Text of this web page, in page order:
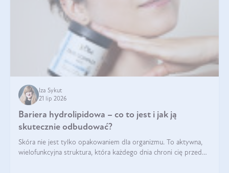
Iza Sykut
21 lip 2026
Bariera hydrolipidowa – co to jest i jak ją
skutecznie odbudować?
Skóra nie jest tylko opakowaniem dla organizmu. To aktywna,
wielofunkcyjna struktura, która każdego dnia chroni cię przed